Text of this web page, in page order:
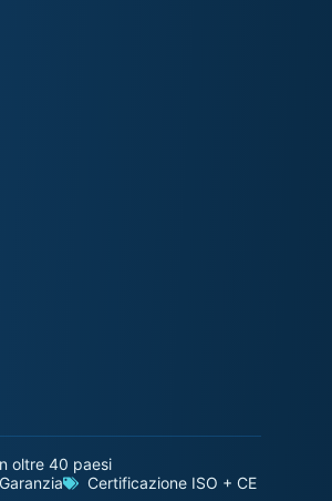
oltre 40 paesi
Certificazione ISO + CE